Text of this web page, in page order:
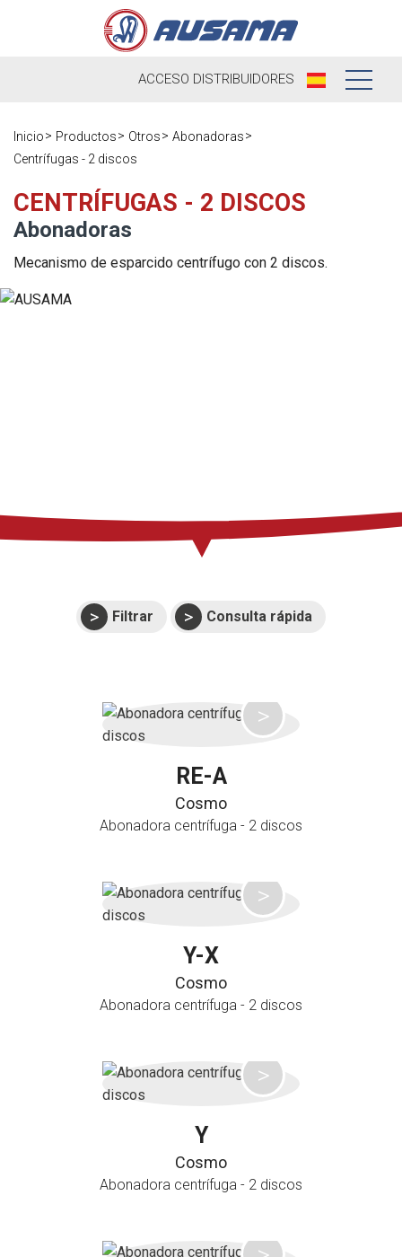
ACCESO DISTRIBUIDORES
Historia
Distribuidores
Inicio Productos Otros
Abonadoras
Centrífugas - 2 discos
CENTRÍFUGAS - 2 DISCOS
Abonadoras
Mecanismo de esparcido centrífugo con 2 discos.
Filtrar Consulta rápida
RE-A
Cosmo
Abonadora centrífuga - 2 discos
Y-X
Cosmo
Abonadora centrífuga - 2 discos
Y
Cosmo
Abonadora centrífuga - 2 discos